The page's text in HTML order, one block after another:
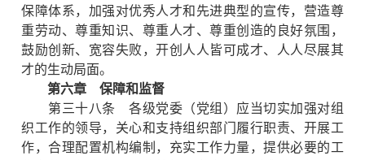
保障体系，加强对优秀人才和先进典型的宣传，营造尊
重劳动、尊重知识、尊重人才、尊重创造的良好氛围，
鼓励创新、宽容失败，开创人人皆可成才、人人尽展其
才的生动局面。
第六章 保障和监督
第三十八条 各级党委（党组）应当切实加强对组
织工作的领导，关心和支持组织部门履行职责、开展工
作，合理配置机构编制，充实工作力量，提供必要的工